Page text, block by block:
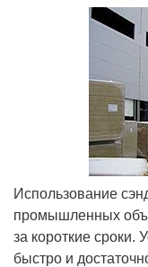
Использование
промышленных
за короткие сроки.
быстро и